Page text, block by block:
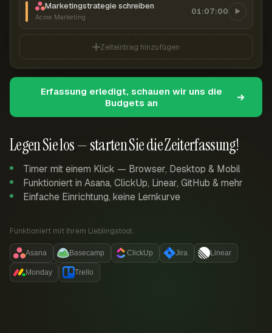
Legen Sie los — starten Sie die Zeiterfassung!
Timer mit einem Klick — Browser, Desktop & Mobil
Funktioniert in Asana, ClickUp, Linear, GitHub & mehr
Einfache Einrichtung, keine Lernkurve
Funktioniert mit Ihrem Lieblingstool:
Asana Basecamp ClickUp Jira Linear
Monday Trello
Marketingstrategie schreiben
Acme Marketing
01:07:00
Zeiteintrag hinzufügen
Erfassung erledigt, schauen wir uns die
Budgets an